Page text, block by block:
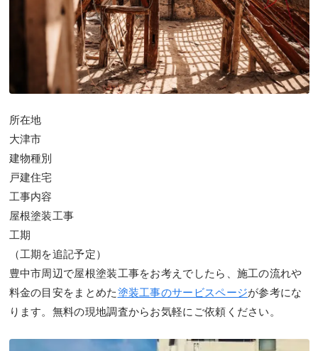
所在地
大津市
建物種別
戸建住宅
工事内容
屋根塗装工事
工期
（工期を追記予定）
豊中市周辺で屋根塗装工事をお考えでしたら、施工の流れや
料金の目安をまとめた塗装工事のサービスページが参考にな
ります。無料の現地調査からお気軽にご依頼ください。